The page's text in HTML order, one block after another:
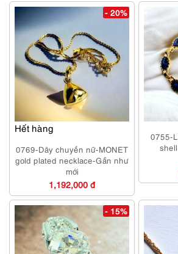
Hết hàng
- 20%
0769-Dây chuyền nữ-MONET
gold plated necklace-Gần như
mới
1,192,000 đ
0755-
- 15%